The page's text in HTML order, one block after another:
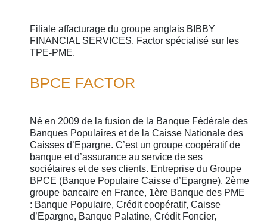
Filiale affacturage du groupe anglais BIBBY
FINANCIAL SERVICES. Factor spécialisé sur les
TPE-PME.
BPCE FACTOR
Né en 2009 de la fusion de la Banque Fédérale des
Banques Populaires et de la Caisse Nationale des
Caisses d’Epargne. C’est un groupe coopératif de
banque et d’assurance au service de ses
sociétaires et de ses clients. Entreprise du Groupe
BPCE (Banque Populaire Caisse d’Epargne), 2ème
groupe bancaire en France, 1ère Banque des PME
: Banque Populaire, Crédit coopératif, Caisse
d’Epargne, Banque Palatine, Crédit Foncier,